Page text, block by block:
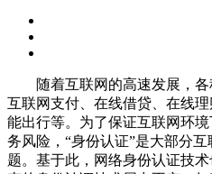
随着互联网的高速发展，
互联网支付、在线借贷、在线
能出行等。为了保证互联网环
务风险，“身份认证”是大部分
题。基于此，网络身份认证技